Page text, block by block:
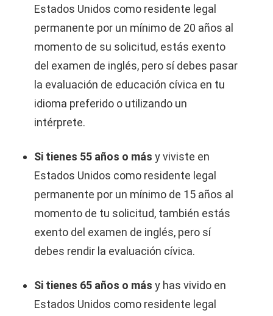
Estados Unidos como residente legal
permanente por un mínimo de 20 años al
momento de su solicitud, estás exento
del examen de inglés, pero sí debes pasar
la evaluación de educación cívica en tu
idioma preferido o utilizando un
intérprete.
Si tienes 55 años o más y viviste en
Estados Unidos como residente legal
permanente por un mínimo de 15 años al
momento de tu solicitud, también estás
exento del examen de inglés, pero sí
debes rendir la evaluación cívica.
Si tienes 65 años o más y has vivido en
Estados Unidos como residente legal